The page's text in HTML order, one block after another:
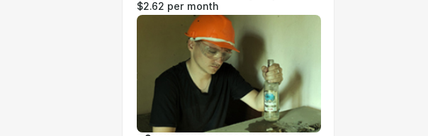
$2.62 per month